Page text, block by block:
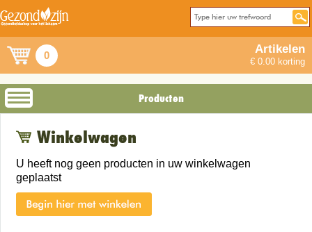
0 Artikelen
€ 0.00 korting
Producten
Winkelwagen
U heeft nog geen producten in uw winkelwagen
geplaatst